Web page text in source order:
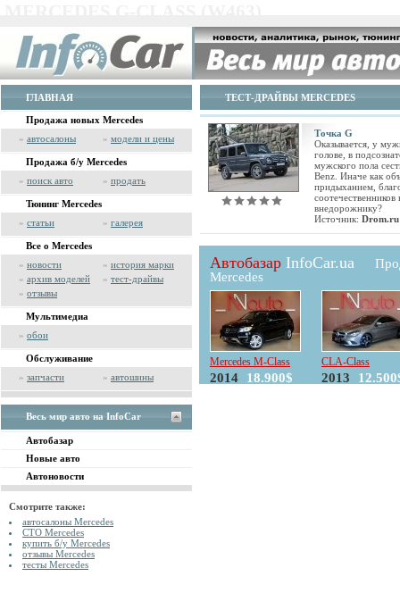
ГЛАВНАЯ
Продажа новых Mercedes
» автосалоны » модели и цены
Продажа б/у Mercedes
» поиск авто » продать
Тюнинг Mercedes
» статьи » галерея
Все о Mercedes
» новости » история марки
» архив моделей » тест-драйвы
» отзывы
Мультимедиа
» обои
Обслуживание
» запчасти » автошины
Весь мир авто на InfoCar
Автобазар
Новые авто
Автоновости
Смотрите также:
автосалоны Mercedes
СТО Mercedes
купить б/у Mercedes
отзывы Mercedes
тесты Mercedes
ТЕСТ-ДРАЙВЫ MERCEDES
Точка G
Оказывается, у
голове, в
мужского пола
Benz. Иначе как
придыханием,
внедорожнику?
Источник: Drom.ru
Автобазар InfoCar.ua
Mercedes
Mercedes M-Class
2014 18.900$
CLA-Class
2013